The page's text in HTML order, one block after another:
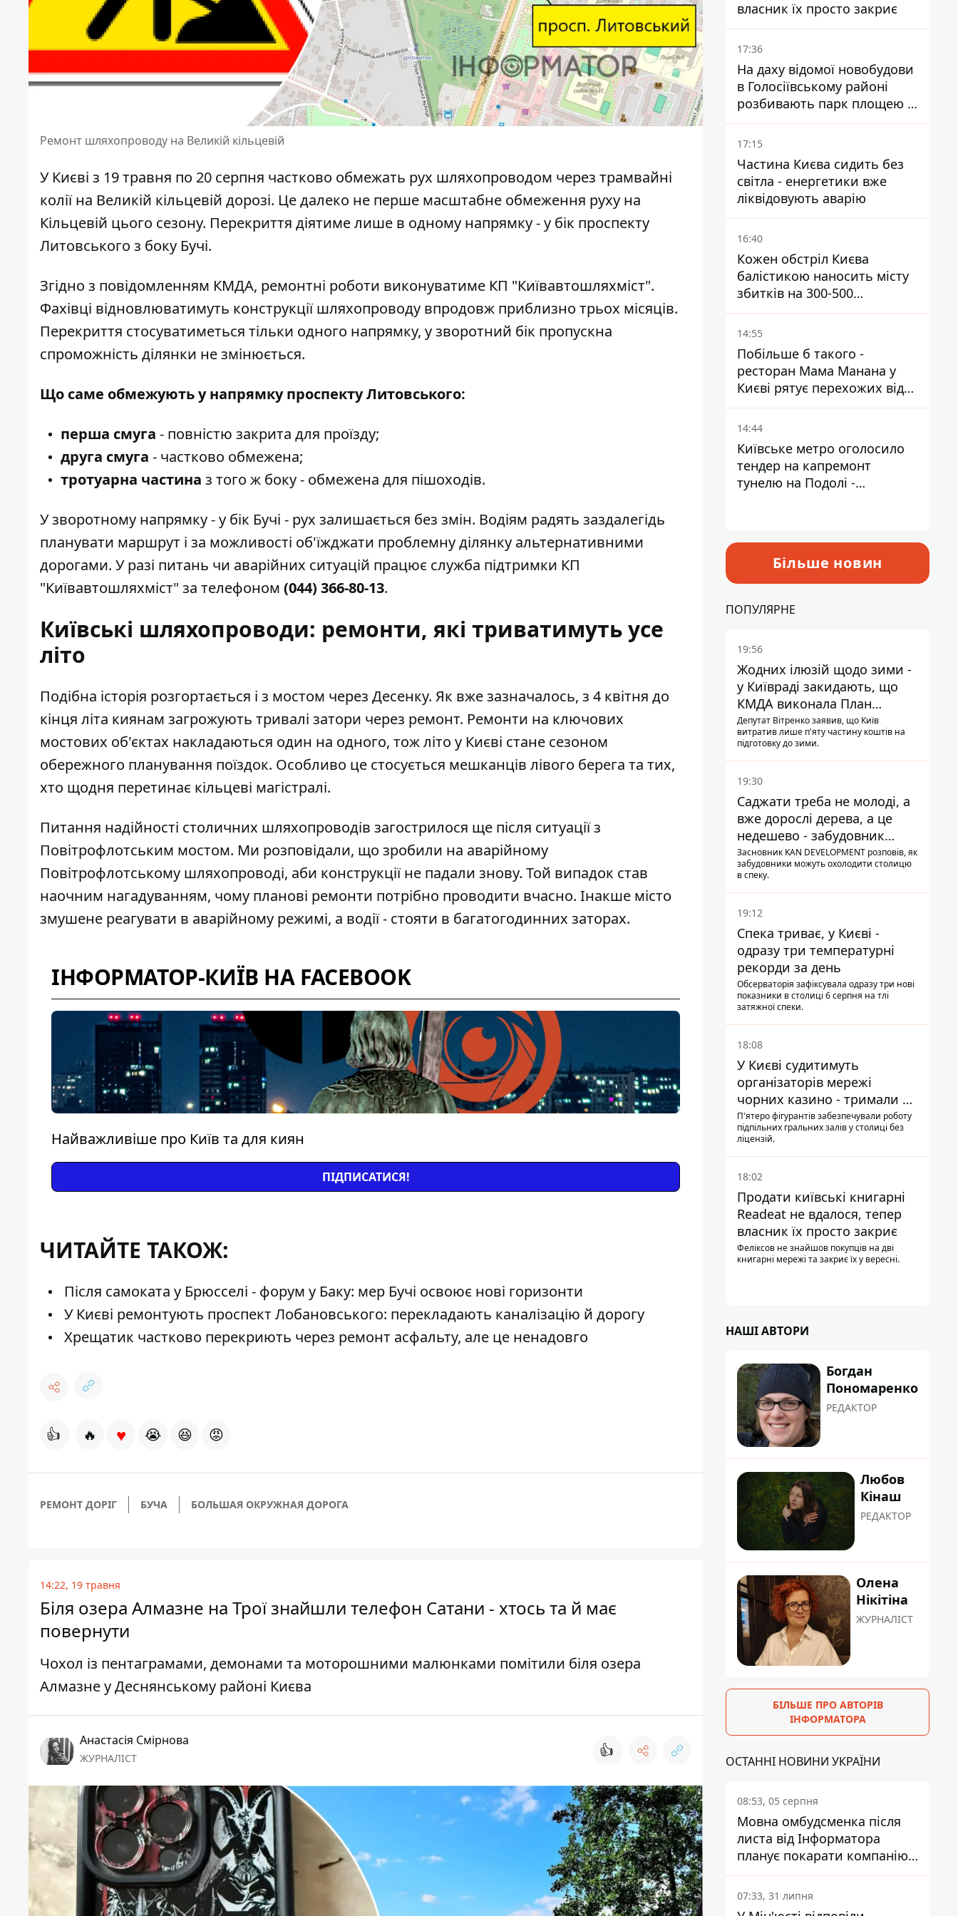
Ремонт шляхопроводу на Великій кільцевій
У Києві з 19 травня по 20 серпня частково обмежать рух шляхопроводом через трамвайні
колії на Великій кільцевій дорозі. Це далеко не перше масштабне обмеження руху на
Кільцевій цього сезону. Перекриття діятиме лише в одному напрямку - у бік проспекту
Литовського з боку Бучі.
Згідно з повідомленням КМДА, ремонтні роботи виконуватиме КП "Київавтошляхміст".
Фахівці відновлюватимуть конструкції шляхопроводу впродовж приблизно трьох місяців.
Перекриття стосуватиметься тільки одного напрямку, у зворотний бік пропускна
спроможність ділянки не змінюється.
Що саме обмежують у напрямку проспекту Литовського:
перша смуга - повністю закрита для проїзду;
друга смуга - частково обмежена;
тротуарна частина з того ж боку - обмежена для пішоходів.
У зворотному напрямку - у бік Бучі - рух залишається без змін. Водіям радять заздалегідь
планувати маршрут і за можливості об'їжджати проблемну ділянку альтернативними
дорогами. У разі питань чи аварійних ситуацій працює служба підтримки КП
"Київавтошляхміст" за телефоном (044) 366-80-13.
Київські шляхопроводи: ремонти, які триватимуть усе
літо
Подібна історія розгортається і з мостом через Десенку. Як вже зазначалось, з 4 квітня до
кінця літа киянам загрожують тривалі затори через ремонт. Ремонти на ключових
мостових об'єктах накладаються один на одного, тож літо у Києві стане сезоном
обережного планування поїздок. Особливо це стосується мешканців лівого берега та тих,
хто щодня перетинає кільцеві магістралі.
Питання надійності столичних шляхопроводів загострилося ще після ситуації з
Повітрофлотським мостом. Ми розповідали, що зробили на аварійному
Повітрофлотському шляхопроводі, аби конструкції не падали знову. Той випадок став
наочним нагадуванням, чому планові ремонти потрібно проводити вчасно. Інакше місто
змушене реагувати в аварійному режимі, а водії - стояти в багатогодинних заторах.
ІНФОРМАТОР-КИЇВ НА FACEBOOK
Найважливіше про Київ та для киян
ПІДПИСАТИСЯ!
ЧИТАЙТЕ ТАКОЖ:
Після самоката у Брюсселі - форум у Баку: мер Бучі освоює нові горизонти
У Києві ремонтують проспект Лобановського: перекладають каналізацію й дорогу
Хрещатик частково перекриють через ремонт асфальту, але це ненадовго
👍 🔥 ♥ 😭 😆 😡
РЕМОНТ ДОРІГ БУЧА БОЛЬШАЯ ОКРУЖНАЯ ДОРОГА
14:22, 19 травня
Біля озера Алмазне на Трої знайшли телефон Сатани - хтось та й має
повернути
Чохол із пентаграмами, демонами та моторошними малюнками помітили біля озера
Алмазне у Деснянському районі Києва
Анастасія Смірнова
ЖУРНАЛІСТ 👍
власник їх просто закриє
17:36
На даху відомої новобудови
в Голосіївському районі
розбивають парк площею в
гектар
17:15
Частина Києва сидить без
світла - енергетики вже
ліквідовують аварію
16:40
Кожен обстріл Києва
балістикою наносить місту
збитків на 300-500
мільйонів - Петро
Пантелеєв
14:55
Побільше б такого -
ресторан Мама Манана у
Києві рятує перехожих від
спеки
14:44
Київське метро оголосило
тендер на капремонт
тунелю на Подолі -
Більше новин
ПОПУЛЯРНЕ
19:56
Жодних ілюзій щодо зими -
у Київраді закидають, що
КМДА виконала План
стійкості на 20%
Депутат Вітренко заявив, що Київ
витратив лише п'яту частину коштів на
підготовку до зими.
19:30
Саджати треба не молоді, а
вже дорослі дерева, а це
недешево - забудовник
Ніконов
Засновник KAN DEVELOPMENT розповів, як
забудовники можуть охолодити столицю
в спеку.
19:12
Спека триває, у Києві -
одразу три температурні
рекорди за день
Обсерваторія зафіксувала одразу три нові
показники в столиці 6 серпня на тлі
затяжної спеки.
18:08
У Києві судитимуть
організаторів мережі
чорних казино - тримали 39
закладів
П'ятеро фігурантів забезпечували роботу
підпільних гральних залів у столиці без
ліцензій.
18:02
Продати київські книгарні
Readeat не вдалося, тепер
власник їх просто закриє
Феліксов не знайшов покупців на дві
книгарні мережі та закриє їх у вересні.
НАШІ АВТОРИ
Богдан
Пономаренко
РЕДАКТОР
Любов
Кінаш
РЕДАКТОР
Олена
Нікітіна
ЖУРНАЛІСТ
БІЛЬШЕ ПРО АВТОРІВ
ІНФОРМАТОРА
ОСТАННІ НОВИНИ УКРАЇНИ
08:53, 05 серпня
Мовна омбудсменка після
листа від Інформатора
планує покарати компанію-
підрядника ПриватБанку
07:33, 31 липня